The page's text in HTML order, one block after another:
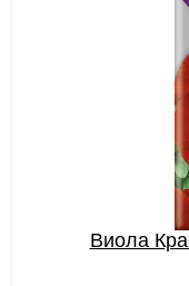
Виола